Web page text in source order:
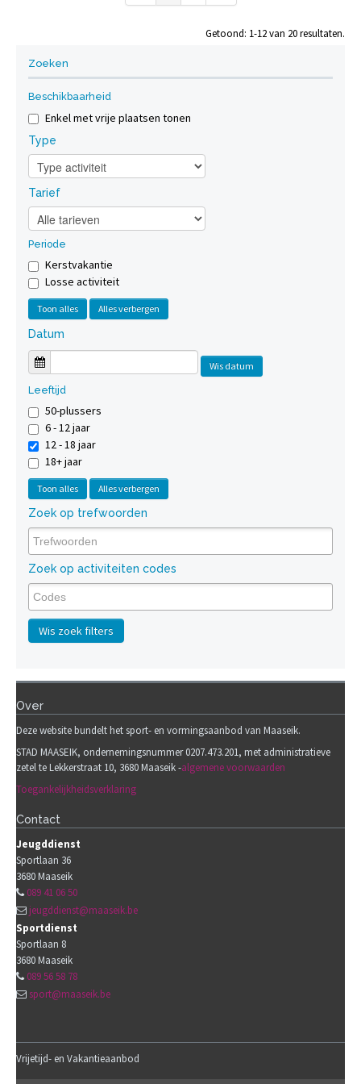
Organisatie Sportdienst in samenwerking metGetoond: 1-12 van 20 resultaten.
Zoeken
Beschikbaarheid
Enkel met vrije plaatsen tonen
Type
Tarief
Periode
Kerstvakantie
Losse activiteit
Toon alles Alles verbergen
Datum
Wis datum
Leeftijd
50-plussers
6 - 12 jaar
12 - 18 jaar
18+ jaar
Toon alles Alles verbergen
Zoek op trefwoorden
Zoek op activiteiten codes
Wis zoek filters
Over
Deze website bundelt het sport- en vormingsaanbod van Maaseik.
STAD MAASEIK, ondernemingsnummer 0207.473.201, met administratieve
zetel te Lekkerstraat 10, 3680 Maaseik -algemene voorwaarden
Toegankelijkheidsverklaring
Contact
Jeugddienst
Sportlaan 36
3680Maaseik
089 41 06 50
jeugddienst@maaseik.be
Sportdienst
Sportlaan 8
3680Maaseik
089 56 58 78
sport@maaseik.be
Vrijetijd- en Vakantieaanbod